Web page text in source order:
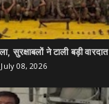
ने टाली बड़ी वारदात
08, 2026